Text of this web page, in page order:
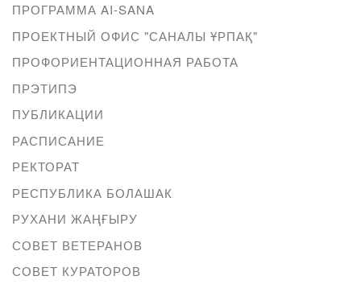
ПРОГРАММА AI-SANA
ПРОЕКТНЫЙ ОФИС "САНАЛЫ ҰРПАҚ"
ПРОФОРИЕНТАЦИОННАЯ РАБОТА
ПРЭТИПЭ
ПУБЛИКАЦИИ
РАСПИСАНИЕ
РЕКТОРАТ
РЕСПУБЛИКА БОЛАШАК
РУХАНИ ЖАҢҒЫРУ
СОВЕТ ВЕТЕРАНОВ
СОВЕТ КУРАТОРОВ